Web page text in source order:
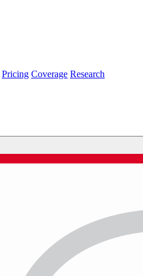
Pricing Coverage Research